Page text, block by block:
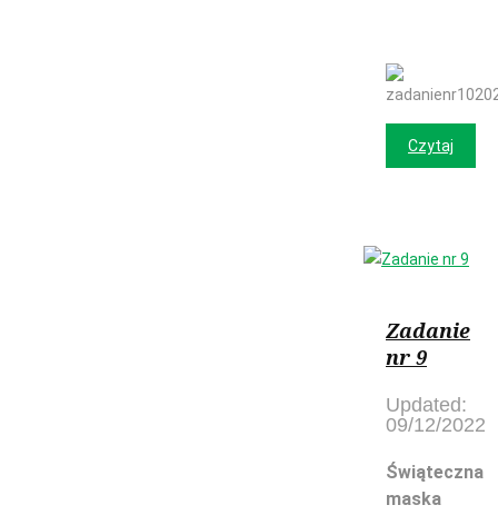
Czytaj
Zadanie
nr 9
Updated:
09/12/2022
Świąteczna
maska